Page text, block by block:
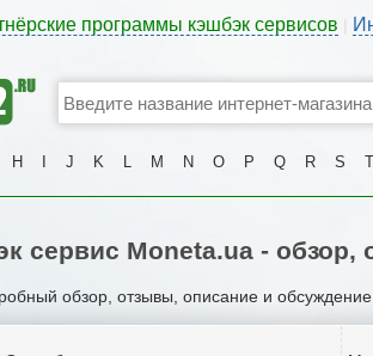
программы кэшбэк сервисов
H J K L M N O P Q R S T
сервис Moneta.ua - обзор,
обзор, отзывы, описание и обсуждение